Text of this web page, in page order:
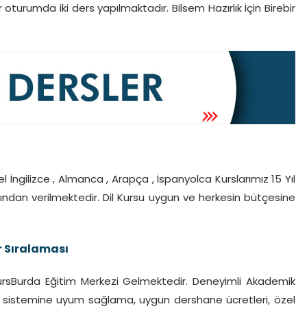
iki ders yapılmaktadır. Bilsem Hazırlık İçin Birebir
İngilizce , Almanca , Arapça , İspanyolca Kurslarımız 15 Yıl
verilmektedir. Dil Kursu uygun ve herkesin bütçesine
Eğitim Merkezi Gelmektedir. Deneyimli Akademik
uyum sağlama, uygun dershane ücretleri, özel